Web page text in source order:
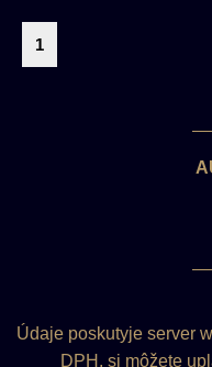
1
Údaje poskutyje server
DPH, si môžete